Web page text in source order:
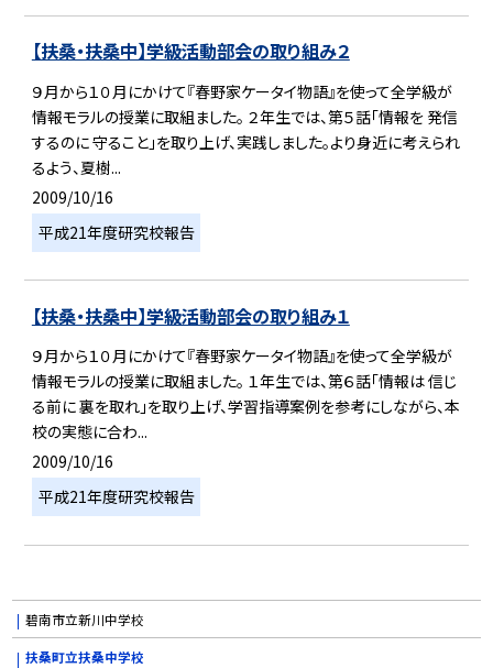
【扶桑・扶桑中】学級活動部会の取り組み２
９月から１０月にかけて『春野家ケータイ物語』を使って全学級が
情報モラルの授業に取組ました。 ２年生では、第５話「情報を 発信
するのに 守ること」を取り上げ、実践しました。より身近に考えられ
るよう、夏樹...
2009/10/16
平成21年度研究校報告
【扶桑・扶桑中】学級活動部会の取り組み１
９月から１０月にかけて『春野家ケータイ物語』を使って全学級が
情報モラルの授業に取組ました。 １年生では、第６話「情報は 信じ
る前に 裏を取れ」を取り上げ、学習指導案例を参考にしながら、本
校の実態に合わ...
2009/10/16
平成21年度研究校報告
碧南市立新川中学校
扶桑町立扶桑中学校